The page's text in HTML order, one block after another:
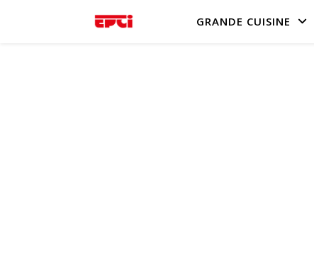
GRANDE CUISINE